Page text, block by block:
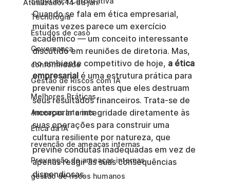
Tecnologia
Estudos de caso
Governança
conformidade
Gestão de Riscos com IA
Melhores Práticas
Ameaças Internas
Ética da IA
revenção de ameaças internas
Prevenção de ameaças internas
gestão de riscos humanos
Atualizado:14 de jan.
Quando se fala em ética empresarial,
muitas vezes parece um exercício
acadêmico — um conceito interessante
discutido em reuniões de diretoria. Mas,
no ambiente competitivo de hoje, a ética
empresarial é uma estrutura prática para
prevenir riscos antes que eles destruam
seus resultados financeiros. Trata-se de
incorporar a integridade diretamente às
suas operações para construir uma
cultura resiliente por natureza, que
previne condutas inadequadas em vez de
apenas reagir às suas consequências
dispendiosas.